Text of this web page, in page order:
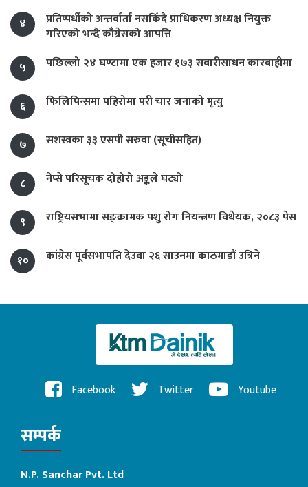
४
प्रतिष्पर्धीको अन्तर्वार्ता नसकिँदै प्राधिकरण अध्यक्ष नियुक्त
गरिएको भन्दै काँग्रेसको आपत्ति
५
पछिल्लो २४ घण्टामा एक हजार १७३ सवारीसाधन कारबाहीमा
६ फिलिपिन्समा पहिरोमा परी चार जनाको मृत्यु
७ सशस्त्रका ३३ एसपी सरुवा (सूचीसहित)
८ नेप्से परिसूचक दोहोरो अङ्कले घट्यो
९ राष्ट्रियसभामा सङ्क्रामक पशु रोग नियन्त्रण विधेयक, २०८३ पेस
१० कांग्रेस पूर्वसभापति देउवा २६ साउनमा काठमाडौं उत्रिने
Facebook Twitter Youtube
सम्पर्क
N.P. Sanchar Pvt. Ltd